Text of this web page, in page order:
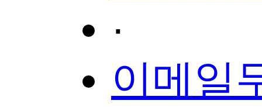
·
이메일